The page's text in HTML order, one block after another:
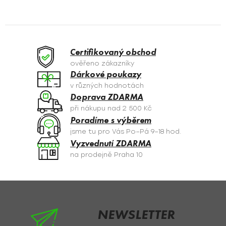
á
c
í
p
r
v
k
y
v
ý
p
s
Certifikovaný obchod
ověřeno zákazníky
Dárkové poukazy
v různých hodnotách
Doprava ZDARMA
při nákupu nad 2 500 Kč
Poradíme s výběrem
jsme tu pro Vás Po–Pá 9–18 hod.
Vyzvednutí ZDARMA
na prodejně Praha 10
NEWSLETTER